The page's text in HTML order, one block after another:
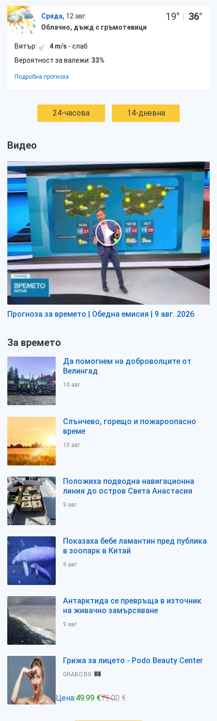
Сряда, 12 авг
Облачно, дъжд с гръмотевици
19° | 36°
Вятър: 4 m/s - слаб
Вероятност за валежи: 33%
Подробна прогноза
24-часова 14-дневна
Видео
Прогноза за времето | Обедна емисия | 9 авг. 2026
За времето
Да помогнем на доброволците от
Велингад
10 авг
Слънчево, горещо и пожароопасно
време
10 авг
Положиха подводна навигационна
линия до остров Света Анастасия
9 авг
Показаха бебе ламантин пред публика
в зоопарк в Китай
9 авг
Антарктида се превръща в източник
на живачно замърсяване
9 авг
Грижа за лицето - Podo Beauty Center
GRABO.BG
Цена:49.99 €79.00 €